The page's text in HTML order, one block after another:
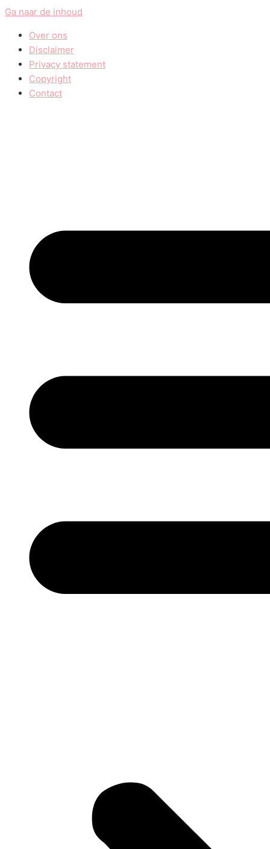
Ga naar de inhoud
Over ons
Disclaimer
Privacy statement
Copyright
Contact